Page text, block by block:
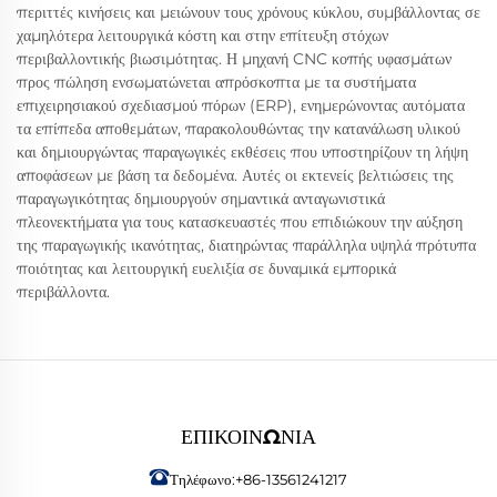
περιττές κινήσεις και μειώνουν τους χρόνους κύκλου, συμβάλλοντας σε
χαμηλότερα λειτουργικά κόστη και στην επίτευξη στόχων
περιβαλλοντικής βιωσιμότητας. Η μηχανή CNC κοπής υφασμάτων
προς πώληση ενσωματώνεται απρόσκοπτα με τα συστήματα
επιχειρησιακού σχεδιασμού πόρων (ERP), ενημερώνοντας αυτόματα
τα επίπεδα αποθεμάτων, παρακολουθώντας την κατανάλωση υλικού
και δημιουργώντας παραγωγικές εκθέσεις που υποστηρίζουν τη λήψη
αποφάσεων με βάση τα δεδομένα. Αυτές οι εκτενείς βελτιώσεις της
παραγωγικότητας δημιουργούν σημαντικά ανταγωνιστικά
πλεονεκτήματα για τους κατασκευαστές που επιδιώκουν την αύξηση
της παραγωγικής ικανότητας, διατηρώντας παράλληλα υψηλά πρότυπα
ποιότητας και λειτουργική ευελιξία σε δυναμικά εμπορικά
περιβάλλοντα.
ΕΠΙΚΟΙΝΩΝΊΑ
Τηλέφωνο:+86-13561241217